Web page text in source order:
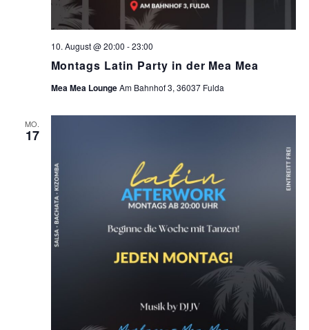
Montags Latin Party in der Mea Mea
10. August @ 20:00 -23:00
Mea Mea LoungeAm Bahnhof 3, 36037 Fulda
MO.
17